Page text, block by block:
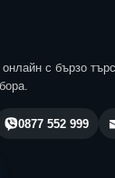
с бързо
0877 552 999